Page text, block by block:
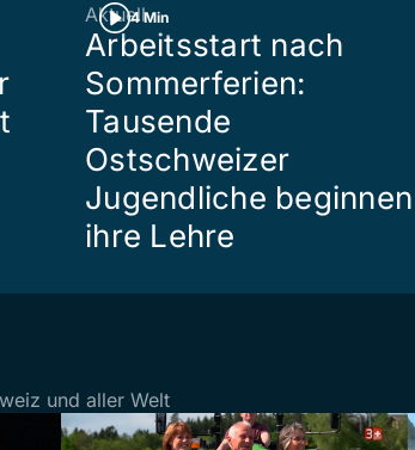
4 Min
Aktuell
Arbeitsstart nach
Sommerferien:
Tausende
Ostschweizer
Jugendliche beginnen
ihre Lehre
und aller Welt